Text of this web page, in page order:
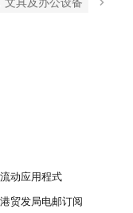
动应用程式
贸发局电邮订阅